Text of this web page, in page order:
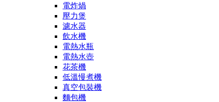
電炸煱
壓力煲
濾水器
飲水機
電熱水瓶
電熱水壺
花茶機
低溫慢煮機
真空包裝機
麵包機